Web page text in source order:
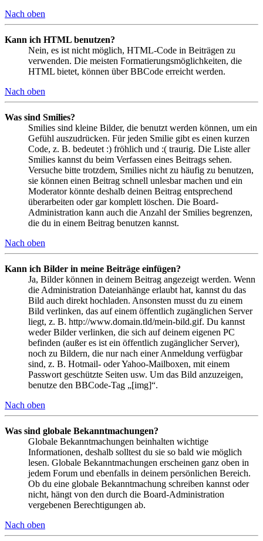
Nach oben
Kann ich HTML benutzen?
Nein, es ist nicht möglich, HTML-Code in Beiträgen zu
verwenden. Die meisten Formatierungsmöglichkeiten, die
HTML bietet, können über BBCode erreicht werden.
Nach oben
Was sind Smilies?
Smilies sind kleine Bilder, die benutzt werden können, um ein
Gefühl auszudrücken. Für jeden Smilie gibt es einen kurzen
Code, z. B. bedeutet :) fröhlich und :( traurig. Die Liste aller
Smilies kannst du beim Verfassen eines Beitrags sehen.
Versuche bitte trotzdem, Smilies nicht zu häufig zu benutzen,
sie können einen Beitrag schnell unlesbar machen und ein
Moderator könnte deshalb deinen Beitrag entsprechend
überarbeiten oder gar komplett löschen. Die Board-
Administration kann auch die Anzahl der Smilies begrenzen,
die du in einem Beitrag benutzen kannst.
Nach oben
Kann ich Bilder in meine Beiträge einfügen?
Ja, Bilder können in deinem Beitrag angezeigt werden. Wenn
die Administration Dateianhänge erlaubt hat, kannst du das
Bild auch direkt hochladen. Ansonsten musst du zu einem
Bild verlinken, das auf einem öffentlich zugänglichen Server
liegt, z. B. http://www.domain.tld/mein-bild.gif. Du kannst
weder Bilder verlinken, die sich auf deinem eigenen PC
befinden (außer es ist ein öffentlich zugänglicher Server),
noch zu Bildern, die nur nach einer Anmeldung verfügbar
sind, z. B. Hotmail- oder Yahoo-Mailboxen, mit einem
Passwort geschützte Seiten usw. Um das Bild anzuzeigen,
benutze den BBCode-Tag „[img]“.
Nach oben
Was sind globale Bekanntmachungen?
Globale Bekanntmachungen beinhalten wichtige
Informationen, deshalb solltest du sie so bald wie möglich
lesen. Globale Bekanntmachungen erscheinen ganz oben in
jedem Forum und ebenfalls in deinem persönlichen Bereich.
Ob du eine globale Bekanntmachung schreiben kannst oder
nicht, hängt von den durch die Board-Administration
vergebenen Berechtigungen ab.
Nach oben